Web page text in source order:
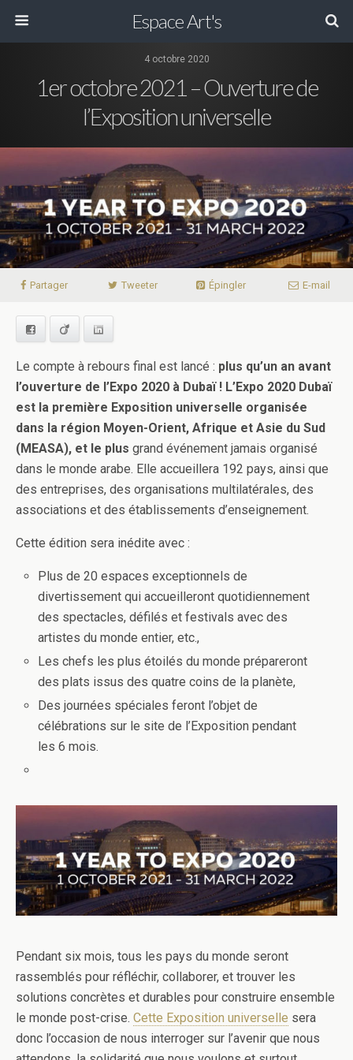
Espace Art's
4 octobre 2020
1er octobre 2021 – Ouverture de
l’Exposition universelle
Partager Tweeter Épingler E-mail
Facebook Viadeo
Le compte à rebours final est lancé : plus qu’un an avant
l’ouverture de l’Expo 2020 à Dubaï ! L’Expo 2020 Dubaï
est la première Exposition universelle organisée
dans la région Moyen-Orient, Afrique et Asie du Sud
(MEASA), et le plus grand événement jamais organisé
dans le monde arabe. Elle accueillera 192 pays, ainsi que
des entreprises, des organisations multilatérales, des
associations et des établissements d’enseignement.
Cette édition sera inédite avec :
Plus de 20 espaces exceptionnels de
divertissement qui accueilleront quotidiennement
des spectacles, défilés et festivals avec des
artistes du monde entier, etc.,
Les chefs les plus étoilés du monde prépareront
des plats issus des quatre coins de la planète,
Des journées spéciales feront l’objet de
célébrations sur le site de l’Exposition pendant
les 6 mois.
Pendant six mois, tous les pays du monde seront
rassemblés pour réfléchir, collaborer, et trouver les
solutions concrètes et durables pour construire ensemble
le monde post-crise. Cette Exposition universelle sera
donc l’occasion de nous interroger sur l’avenir que nous